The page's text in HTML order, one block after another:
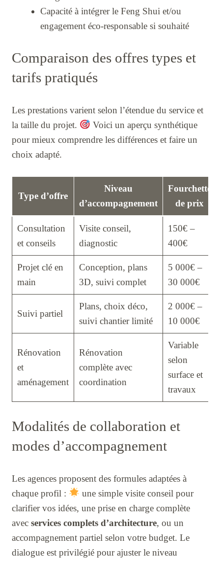
Capacité à intégrer le Feng Shui et/ou
engagement éco-responsable si souhaité
Comparaison des offres types et
tarifs pratiqués
Les prestations varient selon l’étendue du service et
la taille du projet.
Voici un aperçu synthétique
pour mieux comprendre les différences et faire un
choix adapté.
Type d’offre
Niveau
d’accompagnement
Fourchette
de prix
Consultation
et conseils
Visite conseil,
diagnostic
150€ –
400€
Projet clé en
main
Conception, plans
3D, suivi complet
5 000€ –
30 000€
Suivi partiel
Plans, choix déco,
suivi chantier limité
2 000€ –
10 000€
Rénovation
et
aménagement
Rénovation
complète avec
coordination
Variable
selon
surface et
travaux
Modalités de collaboration et
modes d’accompagnement
Les agences proposent des formules adaptées à
chaque profil :
une simple visite conseil pour
clarifier vos idées, une prise en charge complète
avec services complets d’architecture, ou un
accompagnement partiel selon votre budget. Le
dialogue est privilégié pour ajuster le niveau